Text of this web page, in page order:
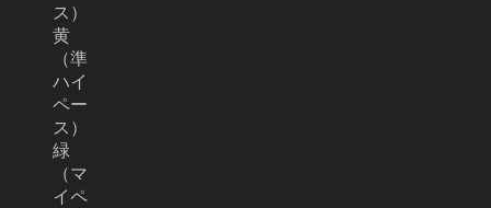
ス）
黄
（準
ハイ
ペー
ス）
緑
（マ
イペ